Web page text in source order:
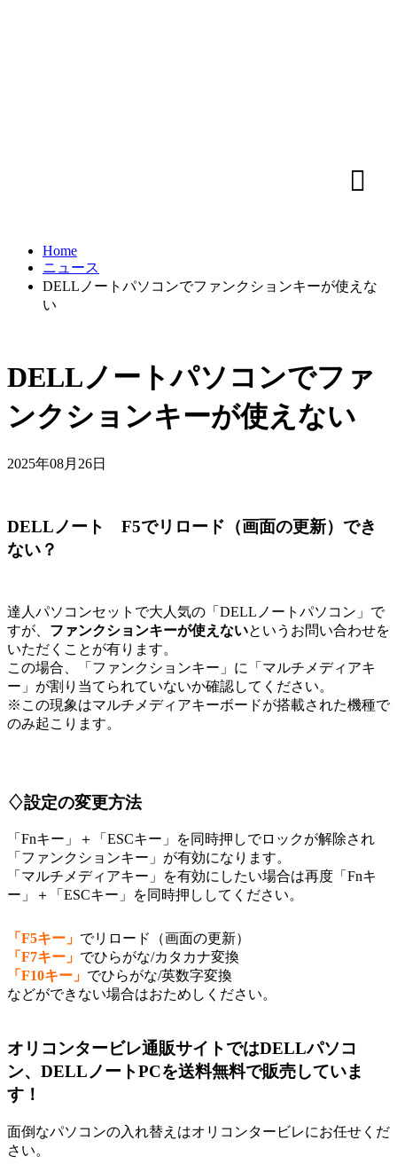
Home
ニュース
DELLノートパソコンでファンクションキーが使えな
い
DELLノートパソコンでファ
ンクションキーが使えない
2025年08月26日
DELLノート F5でリロード（画面の更新）でき
ない？
達人パソコンセットで大人気の「DELLノートパソコン」で
すが、 ファンクションキーが使えないというお問い合わせを
いただくことが有ります。
この場合、「ファンクションキー」に「マルチメディアキ
ー」が割り当てられていないか確認してください。
※この現象はマルチメディアキーボードが搭載された機種で
のみ起こります。
♢設定の変更方法
「Fnキー」＋「ESCキー」を同時押しでロックが解除され
「ファンクションキー」が有効になります。
「マルチメディアキー」を有効にしたい場合は再度「Fnキ
ー」＋「ESCキー」を同時押ししてください。
「F5キー」 でリロード（画面の更新）
「F7キー」 でひらがな/カタカナ変換
「F10キー」 でひらがな/英数字変換
などができない場合はおためしください。
オリコンタービレ通販サイトではDELLパソコ
ン、DELLノートPCを送料無料で販売していま
す！
面倒なパソコンの入れ替えはオリコンタービレにお任せくだ
さい。